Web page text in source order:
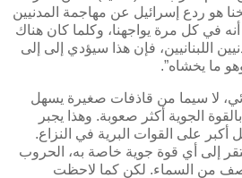
هو ردع إسرائيل عن مهاجمة المدنيين
في كل مرة يواجهنا، وكلما كان هناك
اللبنانيين، فإن هذا سيؤدي إلى إلى
ما يخشاه”.
لا سيما من قاذفات صغيرة يسهل
الجوية أكثر صعوبة. وهذا يجبر
أكبر على القوات البرية في النزاع.
إلى أي قوة جوية خاصة به، الحروب
من السماء. لكن كما لاحظت